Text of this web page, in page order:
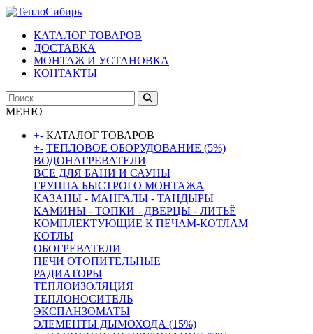
КАТАЛОГ ТОВАРОВ
ДОСТАВКА
МОНТАЖ И УСТАНОВКА
КОНТАКТЫ
МЕНЮ
+- КАТАЛОГ ТОВАРОВ
+- ТЕПЛОВОЕ ОБОРУДОВАНИЕ (5%)
ВОДОНАГРЕВАТЕЛИ
ВСЕ ДЛЯ БАНИ И САУНЫ
ГРУППА БЫСТРОГО МОНТАЖА
КАЗАНЫ - МАНГАЛЫ - ТАНДЫРЫ
КАМИНЫ - ТОПКИ - ДВЕРЦЫ - ЛИТЬЁ
КОМПЛЕКТУЮЩИЕ К ПЕЧАМ-КОТЛАМ
КОТЛЫ
ОБОГРЕВАТЕЛИ
ПЕЧИ ОТОПИТЕЛЬНЫЕ
РАДИАТОРЫ
ТЕПЛОИЗОЛЯЦИЯ
ТЕПЛОНОСИТЕЛЬ
ЭКСПАНЗОМАТЫ
ЭЛЕМЕНТЫ ДЫМОХОДА (15%)